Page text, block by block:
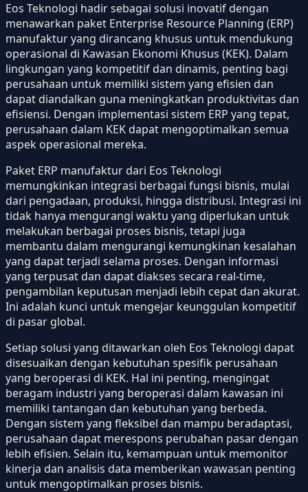
Eos Teknologi hadir sebagai solusi inovatif dengan
menawarkan paket Enterprise Resource Planning (ERP)
manufaktur yang dirancang khusus untuk mendukung
operasional di Kawasan Ekonomi Khusus (KEK). Dalam
lingkungan yang kompetitif dan dinamis, penting bagi
perusahaan untuk memiliki sistem yang efisien dan
dapat diandalkan guna meningkatkan produktivitas dan
efisiensi. Dengan implementasi sistem ERP yang tepat,
perusahaan dalam KEK dapat mengoptimalkan semua
aspek operasional mereka.
Paket ERP manufaktur dari Eos Teknologi
memungkinkan integrasi berbagai fungsi bisnis, mulai
dari pengadaan, produksi, hingga distribusi. Integrasi ini
tidak hanya mengurangi waktu yang diperlukan untuk
melakukan berbagai proses bisnis, tetapi juga
membantu dalam mengurangi kemungkinan kesalahan
yang dapat terjadi selama proses. Dengan informasi
yang terpusat dan dapat diakses secara real-time,
pengambilan keputusan menjadi lebih cepat dan akurat.
Ini adalah kunci untuk mengejar keunggulan kompetitif
di pasar global.
Setiap solusi yang ditawarkan oleh Eos Teknologi dapat
disesuaikan dengan kebutuhan spesifik perusahaan
yang beroperasi di KEK. Hal ini penting, mengingat
beragam industri yang beroperasi dalam kawasan ini
memiliki tantangan dan kebutuhan yang berbeda.
Dengan sistem yang fleksibel dan mampu beradaptasi,
perusahaan dapat merespons perubahan pasar dengan
lebih efisien. Selain itu, kemampuan untuk memonitor
kinerja dan analisis data memberikan wawasan penting
untuk mengoptimalkan proses bisnis.